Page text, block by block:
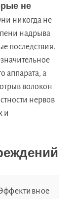
не
никогда не
надрыва
последствия.
аппарата, а
волокон
нервов
и